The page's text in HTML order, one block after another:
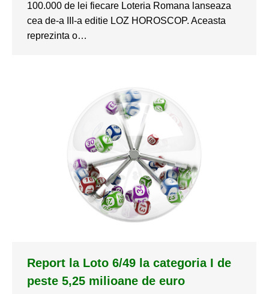
100.000 de lei fiecare Loteria Romana lanseaza
cea de-a III-a editie LOZ HOROSCOP. Aceasta
reprezinta o…
Report la Loto 6/49 la categoria I de
peste 5,25 milioane de euro